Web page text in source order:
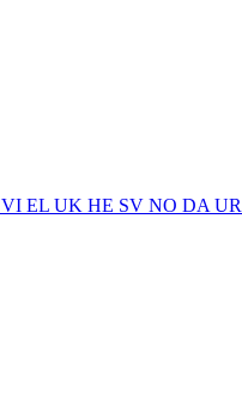
VI EL UK HE SV NO DA UR